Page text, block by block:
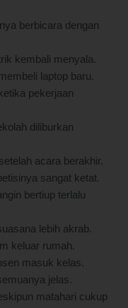
berbicara dengan
kembali menyala.
laptop baru.
pekerjaan
diliburkan
acara berakhir.
sangat ketat.
bertiup terlalu
lebih akrab.
keluar rumah.
masuk kelas.
jelas.
matahari cukup